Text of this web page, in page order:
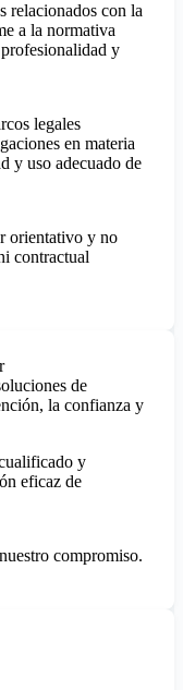
relacionados con la
a la normativa
y
legales
en materia
y uso adecuado de
orientativo y no
contractual
de
la confianza y
y
eficaz de
compromiso.